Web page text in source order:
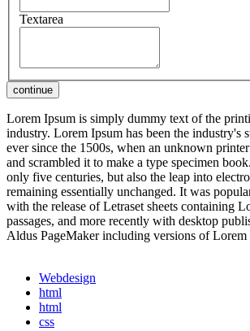
Textarea
Lorem Ipsum is simply dummy text of the
industry. Lorem Ipsum has been the industry's
ever since the 1500s, when an unknown
and scrambled it to make a type specimen
only five centuries, but also the leap into
remaining essentially unchanged. It was
with the release of Letraset sheets containing
passages, and more recently with desktop
Aldus PageMaker including versions of Lorem
Webdesign
html
html
css